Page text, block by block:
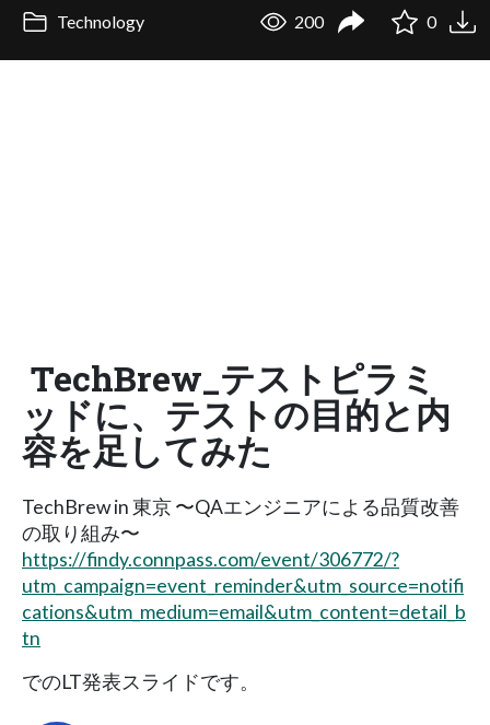
Technology 200 0
TechBrew_テストピラミ
ッドに、テストの目的と内
容を足してみた
TechBrew in 東京 〜QAエンジニアによる品質改善
の取り組み〜
https://findy.connpass.com/event/306772/?
utm_campaign=event_reminder&utm_source=notifi
cations&utm_medium=email&utm_content=detail_b
tn
でのLT発表スライドです。